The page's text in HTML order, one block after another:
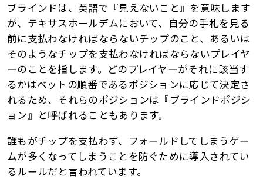
ブラインドは、英語で『見えないこと』を意味します
が、テキサスホールデムにおいて、自分の手札を見る
前に支払わなければならないチップのこと、あるいは
そのようなチップを支払わなければならないプレイヤ
ーのことを指します。どのプレイヤーがそれに該当す
るかはベットの順番であるポジションに応じて決定さ
れるため、それらのポジションは『ブラインドポジシ
ョン』と呼ばれることもあります。
誰もがチップを支払わず、フォールドしてしまうゲー
ムが多くなってしまうことを防ぐために導入されてい
るルールだと言われています。